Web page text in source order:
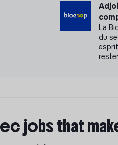
La
du
jobs that